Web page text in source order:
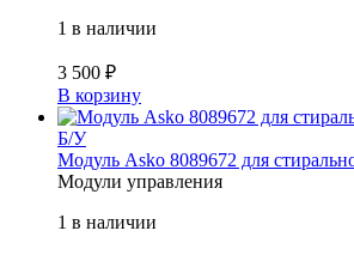
1 в наличии
3 500 ₽
В корзину
Б/У
Модуль Asko 8089672 для
Модули управления
1 в наличии